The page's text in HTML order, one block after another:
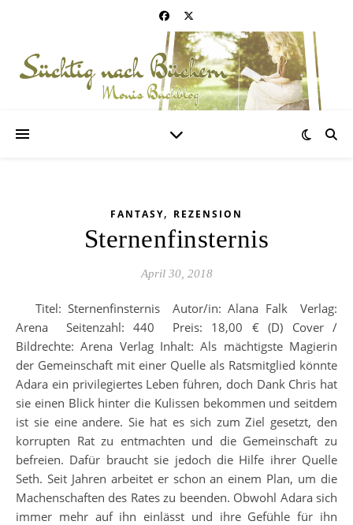
FANTASY, REZENSION
Sternenfinsternis
April 30, 2018
Titel: Sternenfinsternis Autor/in: Alana Falk Verlag:
Arena Seitenzahl: 440 Preis: 18,00 € (D) Cover /
Bildrechte: Arena Verlag Inhalt: Als mächtigste Magierin
der Gemeinschaft mit einer Quelle als Ratsmitglied könnte
Adara ein privilegiertes Leben führen, doch Dank Chris hat
sie einen Blick hinter die Kulissen bekommen und seitdem
ist sie eine andere. Sie hat es sich zum Ziel gesetzt, den
korrupten Rat zu entmachten und die Gemeinschaft zu
befreien. Dafür braucht sie jedoch die Hilfe ihrer Quelle
Seth. Seit Jahren arbeitet er schon an einem Plan, um die
Machenschaften des Rates zu beenden. Obwohl Adara sich
immer mehr auf ihn einlässt und ihre Gefühle für ihn